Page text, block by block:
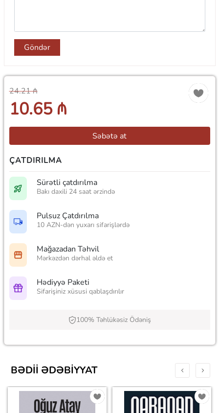
Göndər
24.21 ₼
10.65 ₼
Səbətə at
ÇATDIRILMA
Sürətli çatdırılma
Bakı daxili 24 saat ərzində
Pulsuz Çatdırılma
10 AZN-dən yuxarı sifarişlərdə
Mağazadan Təhvil
Mərkəzdən dərhal əldə et
Hədiyyə Paketi
Sifarişiniz xüsusi qablaşdırılır
100% Təhlükəsiz Ödəniş
BƏDII ƏDƏBIYYAT